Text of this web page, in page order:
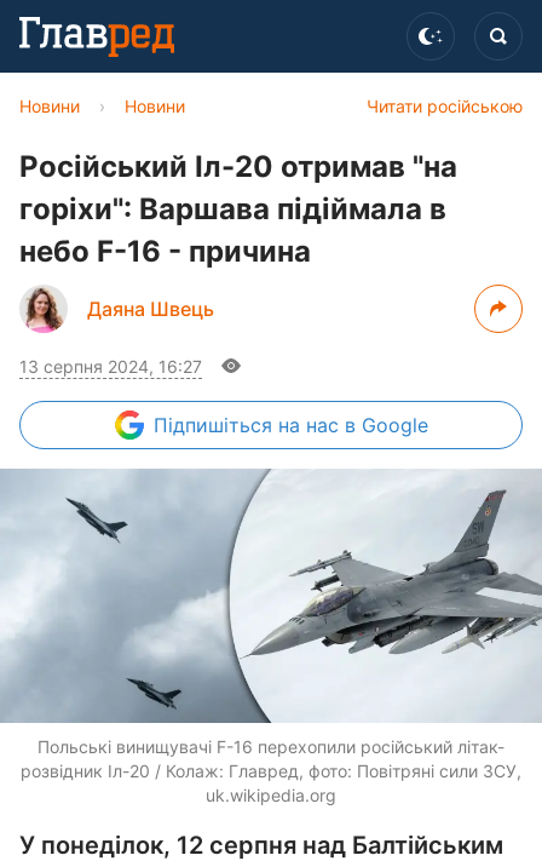
Читати російською
Новини › Новини
Російський Іл-20 отримав "на
горіхи": Варшава підіймала в
небо F-16 - причина
Даяна Швець
13 серпня 2024, 16:27
Підпишіться на нас в Google
Польські винищувачі F-16 перехопили російський літак-
розвідник Іл-20 / Колаж: Главред, фото: Повітряні сили ЗСУ,
uk.wikipedia.org
У понеділок, 12 серпня над Балтійським